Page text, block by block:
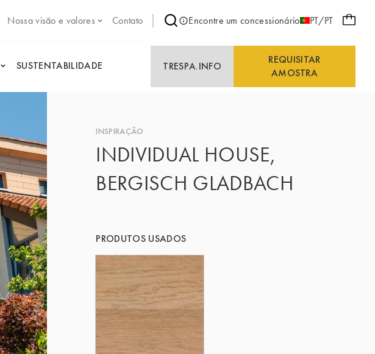
Nossa visão e valores Contato Encontre um concessionário PT/PT
SUSTENTABILIDADE TRESPA.INFO
REQUISITAR
AMOSTRA
INSPIRAÇÃO
INDIVIDUAL HOUSE,
BERGISCH GLADBACH
PRODUTOS USADOS